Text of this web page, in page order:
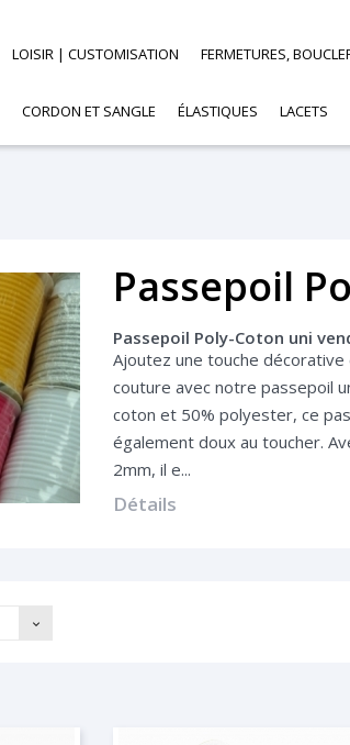
LOISIR | CUSTOMISATION FERMETURES,
CORDON ET SANGLE ÉLASTIQUES LACETS
Passepoil
Passepoil Poly-Coton uni
Ajoutez une touche
couture avec notre passepoil
coton et 50% polyester, ce
également doux au toucher.
2mm, il e...
Détails